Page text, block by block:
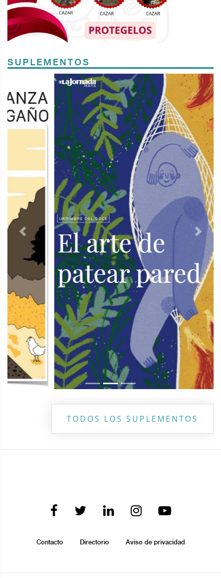
SUPLEMENTOS
Previous Next
TODOS LOS SUPLEMENTOS
Contacto Directorio Aviso de privacidad